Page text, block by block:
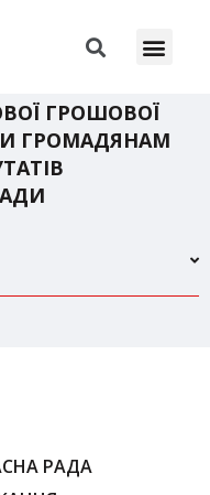
ГРОШОВОЇ
ГРОМАДЯНАМ
РАДА